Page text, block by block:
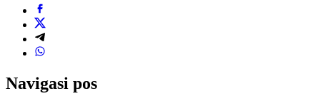
Navigasi pos